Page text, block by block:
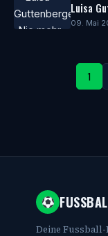
Luisa
09. Mai
1
Deine